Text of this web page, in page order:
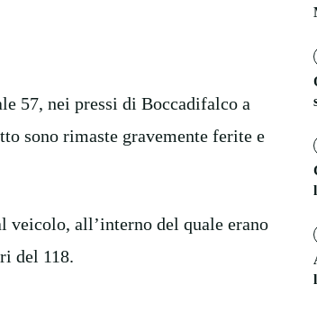
57, nei pressi di Boccadifalco a
sono rimaste gravemente ferite e
veicolo, all’interno del quale erano
del 118.